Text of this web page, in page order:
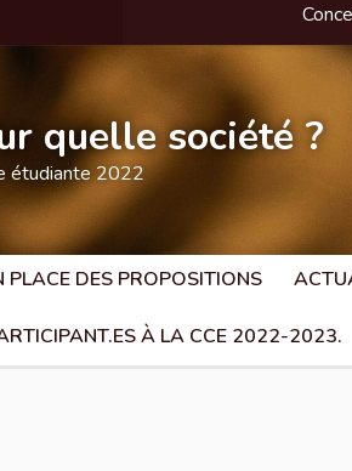
quelle société ?
étudiante 2022
PLACE DES PROPOSITIONS
À LA CCE 2022-2023.